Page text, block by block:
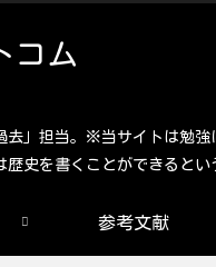
コム
」担当。※当サイトは勉
史を書くことができるとい
参考文献